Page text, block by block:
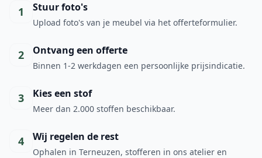
1 Stuur foto's
Upload foto's van je meubel via het offerteformulier.
2 Ontvang een offerte
Binnen 1-2 werkdagen een persoonlijke prijsindicatie.
3 Kies een stof
Meer dan 2.000 stoffen beschikbaar.
4 Wij regelen de rest
Ophalen in Terneuzen, stofferen in ons atelier en